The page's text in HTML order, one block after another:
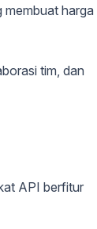
membuat harga
tim, dan
API berfitur